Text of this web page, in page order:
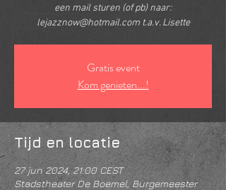
een mail sturen (of pb) naar:
lejazznow@hotmail.com t.a.v. Lisette
Gratis event
Kom genieten...!
Tijd en locatie
27 jun 2024, 21:00 CEST
Stadstheater De Boemel, Burgemeester